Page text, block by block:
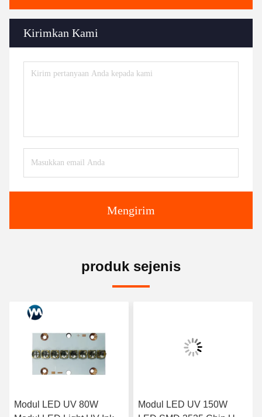
Kirimkan Kami
Mengirim
produk sejenis
Modul LED UV 80W
Modul LED UV 150W